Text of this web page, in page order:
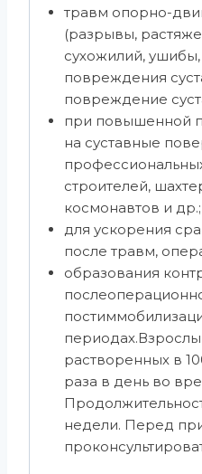
травм опорно-
(разрывы,
сухожилий,
повреждения
повреждение
при повышенной
на суставные
строителей,
космонавтов и др.;
для ускорения
после травм,
образования
растворенных в
раза в день во
недели. Перед